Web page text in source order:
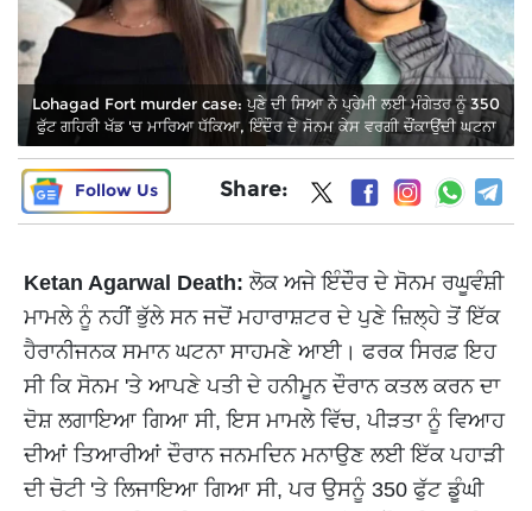
Lohagad Fort murder case: ਪੁਣੇ ਦੀ ਸਿਆ ਨੇ ਪ੍ਰੇਮੀ ਲਈ ਮੰਗੇਤਰ ਨੂੰ 350
ਫੁੱਟ ਗਹਿਰੀ ਖੱਡ 'ਚ ਮਾਰਿਆ ਧੱਕਿਆ, ਇੰਦੌਰ ਦੇ ਸੋਨਮ ਕੇਸ ਵਰਗੀ ਚੌਂਕਾਉਂਦੀ ਘਟਨਾ
Follow Us Share:
Ketan Agarwal Death:ਲੋਕ ਅਜੇ ਇੰਦੌਰ ਦੇ ਸੋਨਮ ਰਘੂਵੰਸ਼ੀ
ਮਾਮਲੇ ਨੂੰ ਨਹੀਂ ਭੁੱਲੇ ਸਨ ਜਦੋਂ ਮਹਾਰਾਸ਼ਟਰ ਦੇ ਪੁਣੇ ਜ਼ਿਲ੍ਹੇ ਤੋਂ ਇੱਕ
ਹੈਰਾਨੀਜਨਕ ਸਮਾਨ ਘਟਨਾ ਸਾਹਮਣੇ ਆਈ। ਫਰਕ ਸਿਰਫ਼ ਇਹ
ਸੀ ਕਿ ਸੋਨਮ 'ਤੇ ਆਪਣੇ ਪਤੀ ਦੇ ਹਨੀਮੂਨ ਦੌਰਾਨ ਕਤਲ ਕਰਨ ਦਾ
ਦੋਸ਼ ਲਗਾਇਆ ਗਿਆ ਸੀ, ਇਸ ਮਾਮਲੇ ਵਿੱਚ, ਪੀੜਤਾ ਨੂੰ ਵਿਆਹ
ਦੀਆਂ ਤਿਆਰੀਆਂ ਦੌਰਾਨ ਜਨਮਦਿਨ ਮਨਾਉਣ ਲਈ ਇੱਕ ਪਹਾੜੀ
ਦੀ ਚੋਟੀ 'ਤੇ ਲਿਜਾਇਆ ਗਿਆ ਸੀ, ਪਰ ਉਸਨੂੰ 350 ਫੁੱਟ ਡੂੰਘੀ